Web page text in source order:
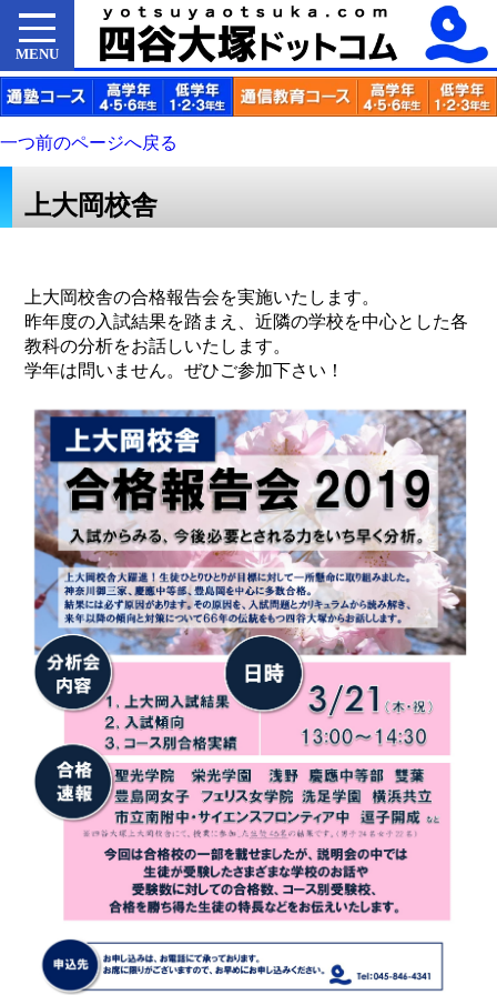
MENU
一つ前のページへ戻る
上大岡校舎
上大岡校舎の合格報告会を実施いたします。
昨年度の入試結果を踏まえ、近隣の学校を中心とした各
教科の分析をお話しいたします。
学年は問いません。ぜひご参加下さい！